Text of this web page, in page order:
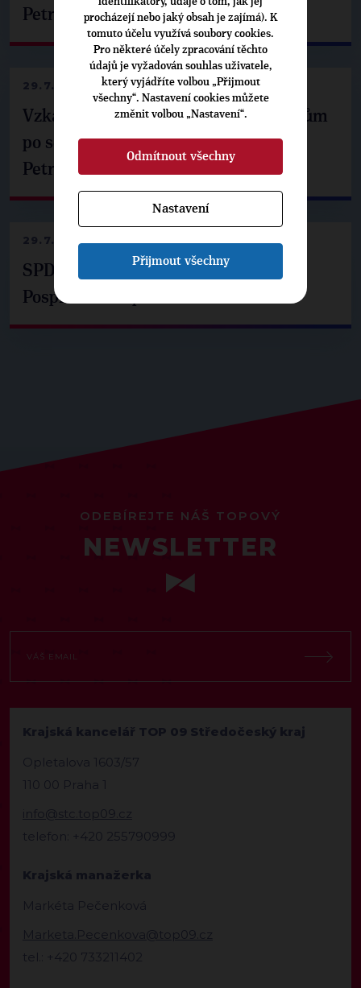
Petrem Pavlem
29.7.2026
Vzkaz Matěje Ondřeje Havla příznivcům
po setkání s prezidentem republiky
Petrem Pavlem
29.7.2026
SPD už není ve zprávě o extremismu.
Pospíšil: Je tu pachuť
ODEBÍREJTE NÁŠ TOPOVÝ
NEWSLETTER
Krajská kancelář TOP 09 Středočeský kraj
Opletalova 1603/57
110 00 Praha 1
info@stc.top09.cz
telefon: +420 255790999
Krajská manažerka
Markéta Pečenková
Marketa.Pecenkova@top09.cz
tel.: +420 733211402
procházejí nebo jaký obsah je zajímá). K
tomuto účelu využívá soubory cookies.
Pro některé účely zpracování těchto
údajů je vyžadován souhlas uživatele,
který vyjádříte volbou „Přijmout
všechny“. Nastavení cookies můžete
změnit volbou „Nastavení“.
Odmítnout všechny
Nastavení
Přijmout všechny